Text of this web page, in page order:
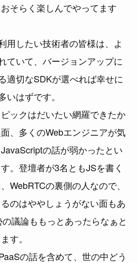
そらく楽しんでやってます
用したい技術者の皆様は、よ
ていて、バージョンアップに
適切なSDKが選べれば幸せに
いはずです。
ックはだいたい網羅できたか
、多くのWebエンジニアが気
の話が弱かったとい
。登壇者が3名ともJSを書く
WebRTCの裏側の人なので、
のはややしょうがない面もあ
議論ももっとあったらなぁと
す。
の話を含めて、世の中どう